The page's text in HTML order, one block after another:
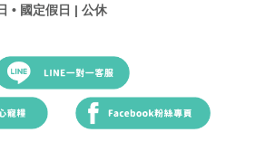
• 國定假日 | 公休